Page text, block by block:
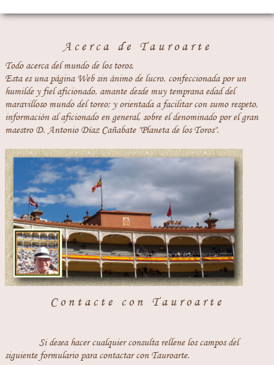
Acerca de Tauroarte
Todo acerca del mundo de los toros.
Esta es una página Web sin ánimo de lucro, confeccionada por un
humilde y fiel aficionado, amante desde muy temprana edad del
maravilloso mundo del toreo; y orientada a facilitar con sumo respeto,
información al aficionado en general, sobre el denominado por el gran
maestro D. Antonio Díaz Cañabate "Planeta de los Toros".
Contacte con Tauroarte
Si desea hacer cualquier consulta rellene los campos del
siguiente formulario para contactar con Tauroarte.